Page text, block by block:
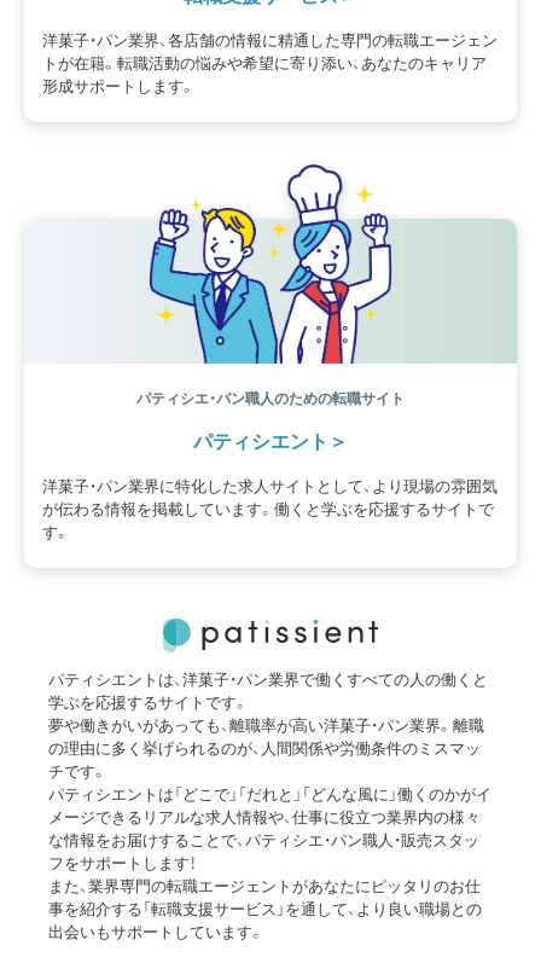
洋菓子・パン業界、各店舗の情報に精通した専門の転職エージェン
トが在籍。転職活動の悩みや希望に寄り添い、あなたのキャリア
形成サポートします。
パティシエ・パン職人のための転職サイト
パティシエント
洋菓子・パン業界に特化した求人サイトとして、より現場の雰囲気
が伝わる情報を掲載しています。働くと学ぶを応援するサイトで
す。
パティシエントは、洋菓子・パン業界で働くすべての人の働くと
学ぶを応援するサイトです。
夢や働きがいがあっても、離職率が高い洋菓子・パン業界。離職
の理由に多く挙げられるのが、人間関係や労働条件のミスマッ
チです。
パティシエントは「どこで」「だれと」「どんな風に」働くのかがイ
メージできるリアルな求人情報や、仕事に役立つ業界内の様々
な情報をお届けすることで、パティシエ・パン職人・販売スタッ
フをサポートします！
また、業界専門の転職エージェントがあなたにピッタリのお仕
事を紹介する「転職支援サービス」を通して、より良い職場との
出会いもサポートしています。